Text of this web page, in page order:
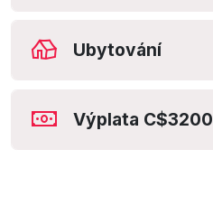
Ubytování
Výplata C$3200